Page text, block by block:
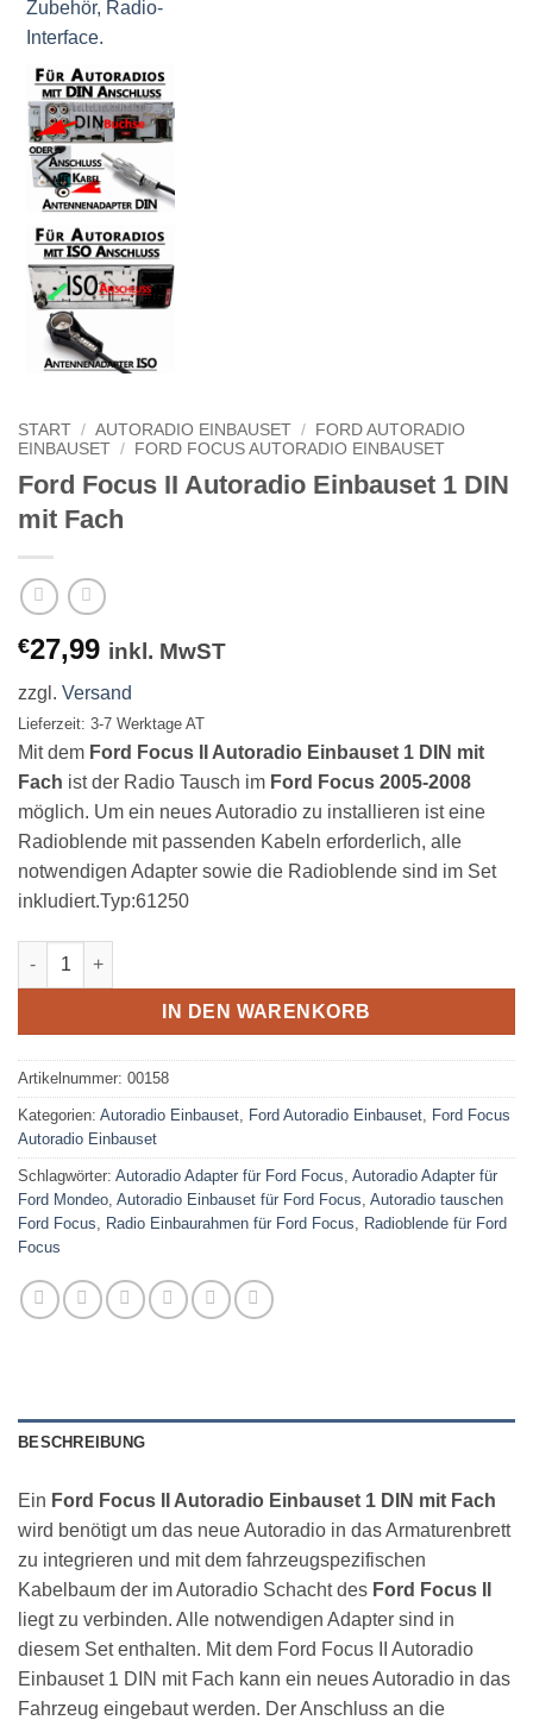
START / AUTORADIO EINBAUSET /
FORD AUTORADIO
EINBAUSET / FORD FOCUS AUTORADIO EINBAUSET
Ford Focus II Autoradio Einbauset 1 DIN
mit Fach
€27,99 inkl. MwST
zzgl. Versand
Lieferzeit: 3-7 Werktage AT
Mit dem Ford Focus II Autoradio Einbauset 1 DIN mit
Fach ist der Radio Tausch im Ford Focus 2005-2008
möglich. Um ein neues Autoradio zu installieren ist eine
Radioblende mit passenden Kabeln erforderlich, alle
notwendigen Adapter sowie die Radioblende sind im Set
inkludiert.Typ:61250
Ford Focus II Autoradio Einbauset 1 DIN mit Fach Menge
IN DEN WARENKORB
Artikelnummer: 00158
Kategorien: Autoradio Einbauset Ford Autoradio Einbauset Ford Focus
Autoradio Einbauset
Schlagwörter: Autoradio Adapter für Ford Focus Autoradio Adapter für
Ford Mondeo Autoradio Einbauset für Ford Focus Autoradio tauschen
Ford Focus
Radio Einbaurahmen für Ford Focus
Radioblende für Ford
Focus
BESCHREIBUNG
Ein Ford Focus II Autoradio Einbauset 1 DIN mit Fach
wird benötigt um das neue Autoradio in das Armaturenbrett
zu integrieren und mit dem fahrzeugspezifischen
Kabelbaum der im Autoradio Schacht des Ford Focus II
liegt zu verbinden. Alle notwendigen Adapter sind in
diesem Set enthalten. Mit dem Ford Focus II Autoradio
Einbauset 1 DIN mit Fach kann ein neues Autoradio in das
Fahrzeug eingebaut werden. Der Anschluss an die